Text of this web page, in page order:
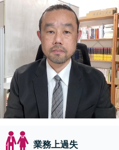
業務上過失